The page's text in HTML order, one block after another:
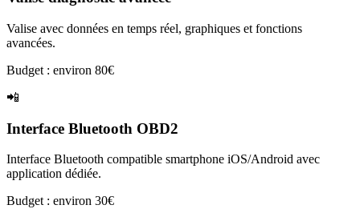
Valise avec données en temps réel, graphiques et fonctions
avancées.
Budget : environ 80€
📲
Interface Bluetooth OBD2
Interface Bluetooth compatible smartphone iOS/Android avec
application dédiée.
Budget : environ 30€